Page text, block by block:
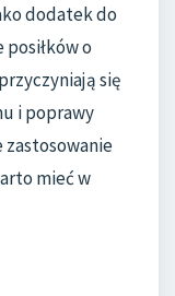
dodatek do
o
się
i poprawy
zastosowanie
mieć w